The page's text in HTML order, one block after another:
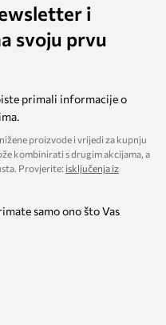
i
svoju prvu
primali informacije o
proizvode i vrijedi za kupnju
kombinirati s drugim akcijama, a
Provjerite: isključenja iz
samo ono što Vas